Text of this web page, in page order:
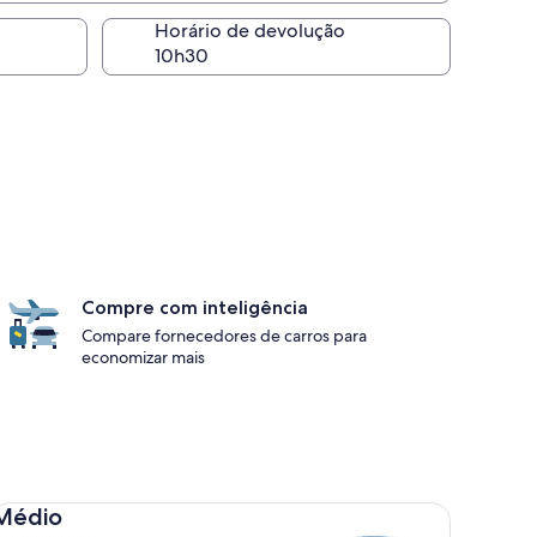
Horário de devolução
Compre com inteligência
Compare fornecedores de carros para
economizar mais
Toyota Corolla